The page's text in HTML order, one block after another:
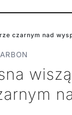
czarnym nad